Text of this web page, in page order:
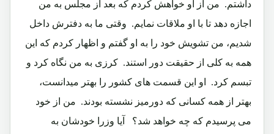
داشتم.‏ من از او خواهش کردم که بعد از مجلس به من
اجازه دهد تا با او ملاقات نمایم.‏ وقتی ما به دفترش داخل
شدیم، من تشویش خود را به او گفتم و اظهار کردم که این
همه به کلی از حقیقت دور استند.‏ کرزی به من نگاه کرد و
تبسم کرد.‏ او این قسمت های کشور را بهتر میدانست،
بهتر از همه کسانی که دورمیز نشسته بودند.‏ من از خود
می پرسیدم که چه خواهد شد؟ ‏ آیا وزرا خودشان به